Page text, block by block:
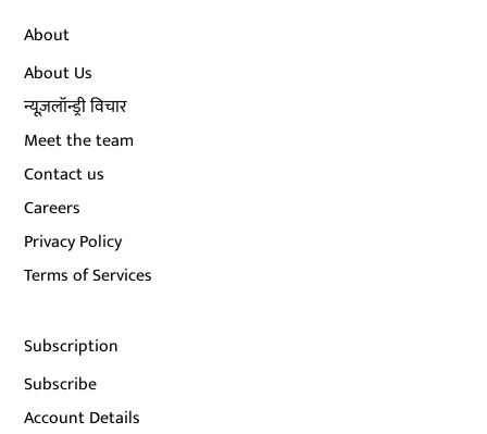
About
About Us
न्यूज़लॉन्ड्री विचार
Meet the team
Contact us
Careers
Privacy Policy
Terms of Services
Subscription
Subscribe
Account Details